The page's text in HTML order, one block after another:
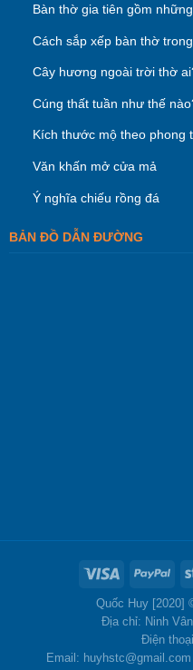
Bàn thờ gia tiên gồm
Cách sắp xếp bàn thờ
Cây hương ngoài trời thờ
Cúng thất tuần như thế
Kích thước mộ theo phong
Văn khấn mở cửa mả
Ý nghĩa chiếu rồng đá
BẢN ĐỒ DẪN ĐƯỜNG
Quốc Huy [2020]
Địa chỉ: Ninh
Điện
Email: